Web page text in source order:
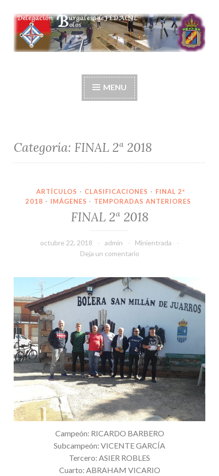
Ir
al
contenido
Delegación burgalesa
de fedacyl-bolos
MENU
Categoría: FINAL 2ª 2018
ARTÍCULOS · CLASIFICACIONES · FINAL 2ª
2018 · IMÁGENES · TEMPORADAS ANTERIORES
FINAL 2ª 2018
octubre 22, 2018 admin
Minientrada
Deja un comentario
Campeón: RICARDO BARBERO
Subcampeón: VICENTE GARCÍA
Tercero: ASIER ROBLES
Cuarto: ABRAHAM VICARIO